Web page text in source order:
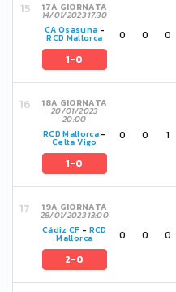
17A GIORNATA
14/01/2023 17:30
CA Osasuna -
RCD Mallorca
1-0
0 0 0
18A GIORNATA
20/01/2023
20:00
RCD Mallorca -
Celta Vigo
1-0
0 0 1
19A GIORNATA
28/01/2023 13:00
Cádiz CF - RCD
Mallorca
2-0
0 0 0